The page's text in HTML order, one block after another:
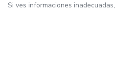
Si ves informaciones inadecuadas,